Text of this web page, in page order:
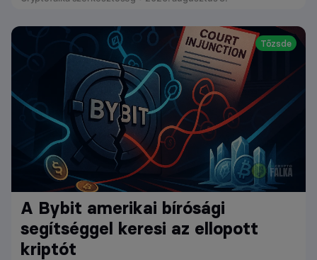
Tőzsde
A Bybit amerikai bírósági
segítséggel keresi az ellopott
kriptót